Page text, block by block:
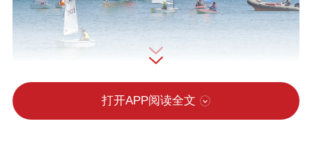
2025年7月，西港帆船夏令营营员进行水上训练。（资料片）刘 剑摄
打开APP阅读全文